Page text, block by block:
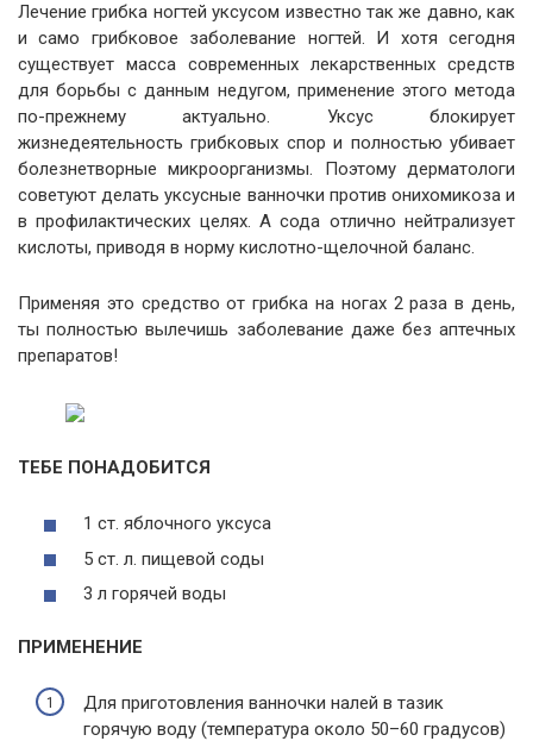
Лечение грибка ногтей уксусом известно так же давно, как
и само грибковое заболевание ногтей. И хотя сегодня
существует масса современных лекарственных средств
для борьбы с данным недугом, применение этого метода
по-прежнему актуально. Уксус блокирует
жизнедеятельность грибковых спор и полностью убивает
болезнетворные микроорганизмы. Поэтому дерматологи
советуют делать уксусные ванночки против онихомикоза и
в профилактических целях. А сода отлично нейтрализует
кислоты, приводя в норму кислотно-щелочной баланс.
Применяя это средство от грибка на ногах 2 раза в день,
ты полностью вылечишь заболевание даже без аптечных
препаратов!
ТЕБЕ ПОНАДОБИТСЯ
1 ст. яблочного уксуса
5 ст. л. пищевой соды
3 л горячей воды
ПРИМЕНЕНИЕ
Для приготовления ванночки налей в тазик
горячую воду (температура около 50–60 градусов)